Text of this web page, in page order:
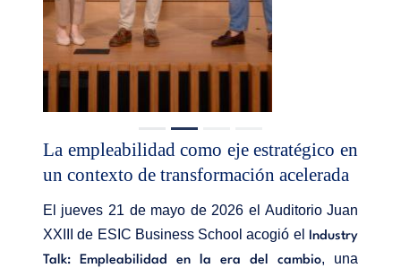
La empleabilidad como eje estratégico en
un contexto de transformación acelerada
El jueves 21 de mayo de 2026 el Auditorio Juan
XXIII de ESIC Business School acogió el
Industry
Talk: Empleabilidad en la era del cambio, una